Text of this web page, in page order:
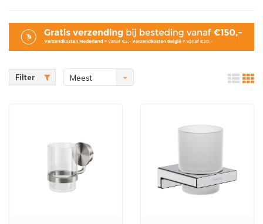
Filter
Meest